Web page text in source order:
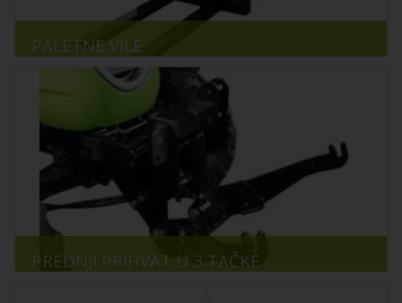
PALETNE VILE
PREDNJI PRIHVAT U 3 TAČKE